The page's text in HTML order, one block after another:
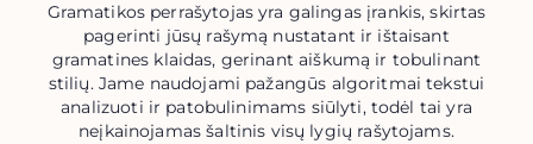
Gramatikos perrašytojas yra galingas įrankis, skirtas
pagerinti jūsų rašymą nustatant ir ištaisant
gramatines klaidas, gerinant aiškumą ir tobulinant
stilių. Jame naudojami pažangūs algoritmai tekstui
analizuoti ir patobulinimams siūlyti, todėl tai yra
neįkainojamas šaltinis visų lygių rašytojams.